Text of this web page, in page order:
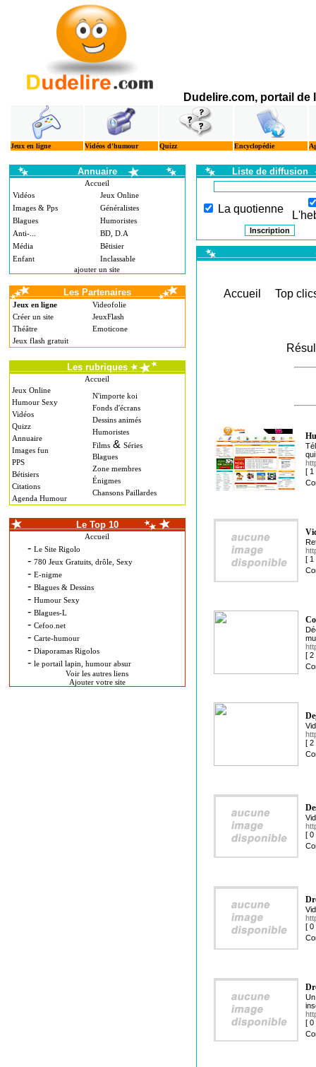
Dudelire.com, portail de
Jeux en ligne Vidéos d'humour Quizz Encyclopédie
Annuaire
Accueil
Vidéos
Images & Pps
Blagues
Anti-...
Média
Enfant
Jeux Online
Généralistes
Humoristes
BD, D.A
Bêtisier
Inclassable
ajouter un site
Les Partenaires
Jeux en ligne
Créer un site
Théâtre
Jeux flash gratuit
Videofolie
JeuxFlash
Emoticone
Les rubriques
Accueil
Jeux Online
Humour Sexy
Vidéos
Quizz
Annuaire
Images fun
PPS
Bétisiers
Citations
Agenda Humour
N'importe koi
Fonds d'écrans
Dessins animés
Humoristes
Films& Séries
Blagues
Zone membres
Énigmes
Chansons Paillardes
Le Top 10
Accueil
- Le Site Rigolo
- 780 Jeux Gratuits, drôle, Sexy
- E-nigme
- Blagues & Dessins
- Humour Sexy
- Blagues-L
- Cefoo.net
- Carte-humour
- Diaporamas Rigolos
- le portail lapin, humour absur
Voir les autres liens
Ajouter votre site
Liste de diffusion
La quotienne
Accueil Top
[
[
[
[
[
[
[